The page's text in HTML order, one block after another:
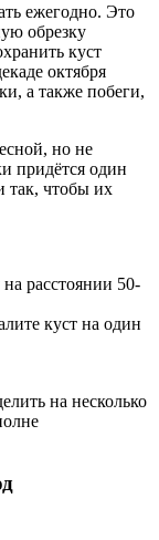
ежегодно. Это
обрезку
куст
октября
а также побеги,
но не
придётся один
так, чтобы их
расстоянии 50-
куст на один
на несколько